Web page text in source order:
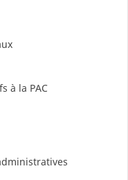
à la PAC